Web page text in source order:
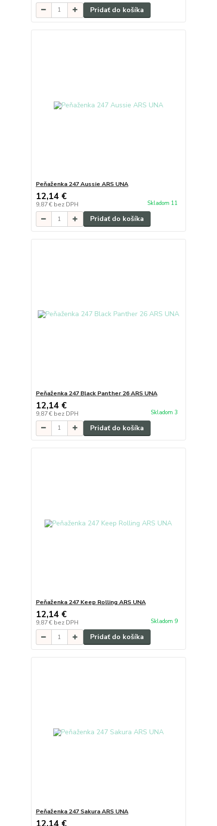
Pridať do košíka
Peňaženka 247 Aussie ARS UNA
12,14 €
9,87 € bez DPH Skladom 11
Pridať do košíka
Peňaženka 247 Black Panther 26 ARS UNA
12,14 €
9,87 € bez DPH Skladom 3
Pridať do košíka
Peňaženka 247 Keep Rolling ARS UNA
12,14 €
9,87 € bez DPH Skladom 9
Pridať do košíka
Peňaženka 247 Sakura ARS UNA
12,14 €